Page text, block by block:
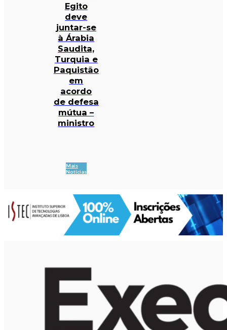
Egito
deve
juntar-se
à Árabia
Saudita,
Turquia e
Paquistão
em
acordo
de defesa
mútua –
ministro
Mais
Notícias